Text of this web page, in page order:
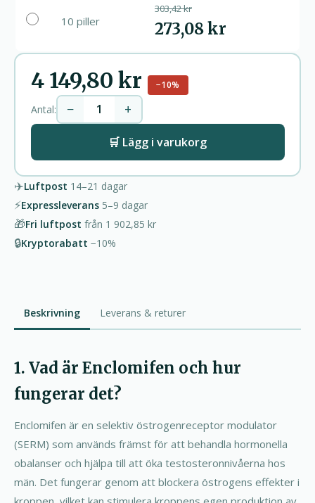
10 piller
303,42 kr
273,08 kr
4 149,80 kr −10%
Antal: − +
🛒 Lägg i varukorg
✈️Luftpost 14–21 dagar
⚡Expressleverans 5–9 dagar
🎁Fri luftpost från 1 902,85 kr
🔒Kryptorabatt −10%
Beskrivning Leverans & returer
1. Vad är Enclomifen och hur
fungerar det?
Enclomifen är en selektiv östrogenreceptor modulator
(SERM) som används främst för att behandla hormonella
obalanser och hjälpa till att öka testosteronnivåerna hos
män. Det fungerar genom att blockera östrogens effekter i